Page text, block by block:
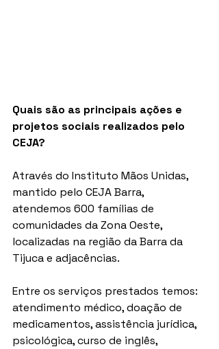
Quais são as principais ações e
projetos sociais realizados pelo
CEJA?
Através do Instituto Mãos Unidas,
mantido pelo CEJA Barra,
atendemos 600 famílias de
comunidades da Zona Oeste,
localizadas na região da Barra da
Tijuca e adjacências.
Entre os serviços prestados temos:
atendimento médico, doação de
medicamentos, assistência jurídica,
psicológica, curso de inglês,